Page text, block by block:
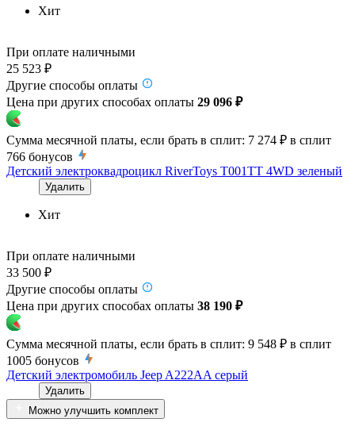
Хит
При оплате наличными
25 523 ₽
Другие способы оплаты
Цена при других способах оплаты 29 096 ₽
Сумма месячной платы, если брать в сплит: 7 274 ₽ в сплит
766 бонусов
Детский электроквадроцикл RiverToys T001TT 4WD зеленый
Удалить
Хит
При оплате наличными
33 500 ₽
Другие способы оплаты
Цена при других способах оплаты 38 190 ₽
Сумма месячной платы, если брать в сплит: 9 548 ₽ в сплит
1005 бонусов
Детский электромобиль Jeep A222AA серый
Удалить
Можно улучшить комплект